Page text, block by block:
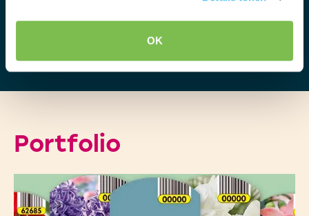
OK
Portfolio